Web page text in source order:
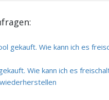
gekauft. Wie kann ich es
Wie kann ich es